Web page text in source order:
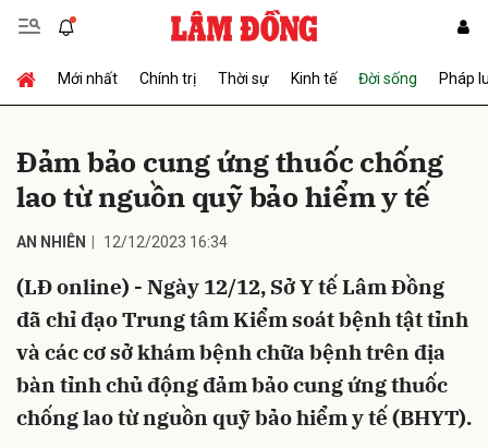
Mới nhất Chính trị Thời sự Kinh tế Đời sống Pháp
Đảm bảo cung ứng thuốc chống
lao từ nguồn quỹ bảo hiểm y tế
AN NHIÊN 12/12/2023 16:34
(LĐ online) - Ngày 12/12, Sở Y tế Lâm Đồng
đã chỉ đạo Trung tâm Kiểm soát bệnh tật tỉnh
và các cơ sở khám bệnh chữa bệnh trên địa
bàn tỉnh chủ động đảm bảo cung ứng thuốc
chống lao từ nguồn quỹ bảo hiểm y tế (BHYT).
Gửi bình luận
Hủy Gửi